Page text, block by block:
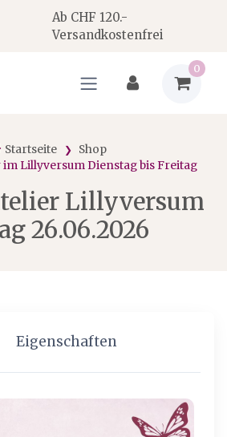
Ab CHF 120.-
Versandkostenfrei
0
Startseite
Shop
Lillyversum Dienstag bis Freitag
Lillyversum
26.06.2026
Eigenschaften